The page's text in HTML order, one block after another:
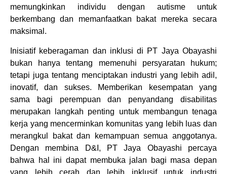
memungkinkan individu dengan autisme untuk
berkembang dan memanfaatkan bakat mereka secara
maksimal.
Inisiatif keberagaman dan inklusi di PT Jaya Obayashi
bukan hanya tentang memenuhi persyaratan hukum;
tetapi juga tentang menciptakan industri yang lebih adil,
inovatif, dan sukses. Memberikan kesempatan yang
sama bagi perempuan dan penyandang disabilitas
merupakan langkah penting untuk membangun tenaga
kerja yang mencerminkan komunitas yang lebih luas dan
merangkul bakat dan kemampuan semua anggotanya.
Dengan membina D&I, PT Jaya Obayashi percaya
bahwa hal ini dapat membuka jalan bagi masa depan
yang lebih cerah dan lebih inklusif untuk industri